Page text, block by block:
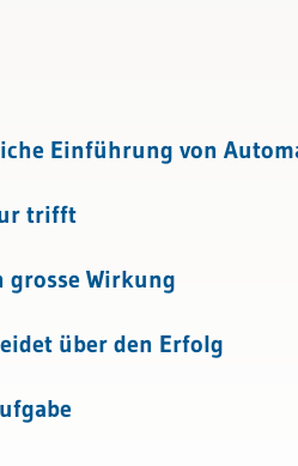
Einführung von
trifft
grosse Wirkung
über den Erfolg